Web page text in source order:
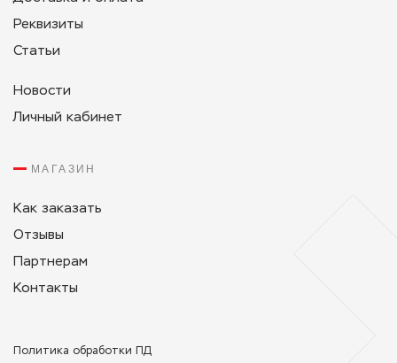
Реквизиты
Статьи
Новости
Личный кабинет
МАГАЗИН
Как заказать
Отзывы
Партнерам
Контакты
Политикa обработки ПД